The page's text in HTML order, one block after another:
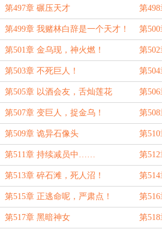
第497章 碾压天才 第
你！
第499章 我赌林白辞是一个天才！ 第
第501章 金乌现，神火燃！ 第
第503章 不死巨人！ 第
第505章 以酒会友，舌灿莲花 第
第507章 变巨人，捉金乌！ 第
馈赠！
第509章 诡异石像头 第
第511章 持续减员中…… 第
第513章 碎石滩，死人沼！ 第
棉的
第515章 正逃命呢，严肃点！ 第516
第517章 黑暗神女 第